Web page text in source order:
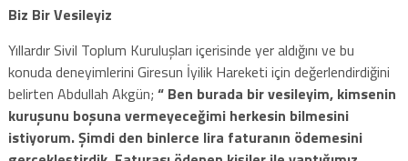
Biz Bir Vesileyiz
Yıllardır Sivil Toplum Kuruluşları içerisinde yer aldığını ve bu
konuda deneyimlerini Giresun İyilik Hareketi için değerlendirdiğini
belirten Abdullah Akgün; “ Ben burada bir vesileyim, kimsenin
kuruşunu boşuna vermeyeceğimi herkesin bilmesini
istiyorum. Şimdi den binlerce lira faturanın ödemesini